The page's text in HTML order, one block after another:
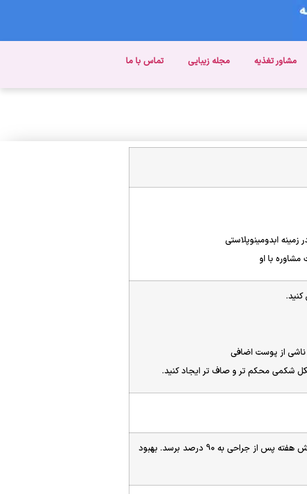
مشاور تغذیه مجله زیبایی تماس با ما
ابدومینوپلاستی
با او
از پوست اضافی
شکمی محکم تر و صاف تر ایجاد کنید.
نتایج ابدومینوپلاست شما باید در عرض شش هفته پس از جراحی به 90 درصد برسد. بهبود